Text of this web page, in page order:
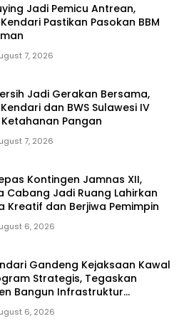
Jadi Pemicu Antrean,
Pastikan Pasokan BBM
7, 2026
Jadi Gerakan Bersama,
dan BWS Sulawesi IV
Pangan
7, 2026
Kontingen Jamnas XII,
Cabang Jadi Ruang Lahirkan
Kreatif dan Berjiwa Pemimpin
6, 2026
Gandeng Kejaksaan Kawal
Strategis, Tegaskan
Bangun Infrastruktur
6, 2026